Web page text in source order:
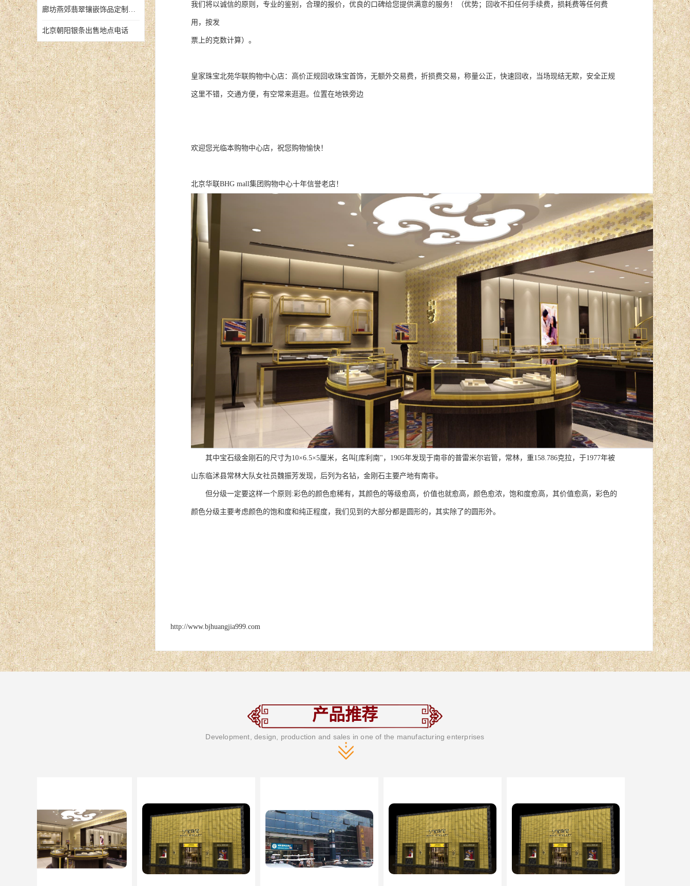
廊坊燕郊翡翠镶嵌饰品定制店铺
北京朝阳银条出售地点电话
我们将以诚信的原则，专业的鉴别，合理的报价，优良的口碑给您提供满意的服务！（优势；回收不扣任何手续费，损耗费等任何费
用，按发
票上的克数计算）。
皇家珠宝北苑华联购物中心店：高价正规回收珠宝首饰，无额外交易费，折损费交易，称量公正，快速回收，当场现结无欺，安全正规
这里不错，交通方便，有空常来逛逛。位置在地铁旁边
欢迎您光临本购物中心店，祝您购物愉快！
北京华联BHG mall集团购物中心十年信誉老店！
其中宝石级金刚石的尺寸为10×6.5×5厘米，名叫[库利南"，1905年发现于南非的普雷米尔岩管，常林，重158.786克拉，于1977年被
山东临沭县常林大队女社员魏振芳发现，后列为名钻，金刚石主要产地有南非。
但分级一定要这样一个原则:彩色的颜色愈稀有，其颜色的等级愈高，价值也就愈高，颜色愈浓，饱和度愈高，其价值愈高，彩色的
颜色分级主要考虑颜色的饱和度和纯正程度，我们见到的大部分都是圆形的，其实除了的圆形外。
http://www.bjhuangjia999.com
产品推荐
Development, design, production and sales in one of the manufacturing enterprises